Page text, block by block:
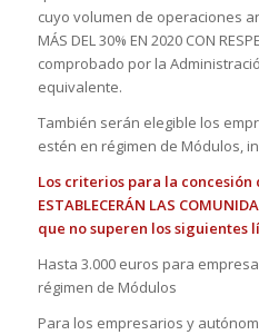
cuyo volumen de operaciones
MÁS DEL 30% EN 2020 CON
comprobado por la
equivalente.
También serán elegible los
estén en régimen de Módulos,
Los criterios para la concesión
ESTABLECERÁN LAS
que no superen los siguientes
Hasta 3.000 euros para
régimen de Módulos
Para los empresarios y